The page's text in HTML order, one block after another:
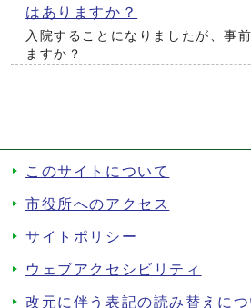
はありますか？
入院することになりましたが、事
ますか？
このサイトについて
市役所へのアクセス
サイトポリシー
ウェブアクセシビリティ
改元に伴う表記の読み替えにつ